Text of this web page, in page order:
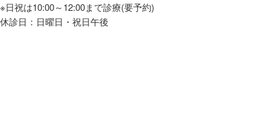
※日祝は10:00～12:00まで診療(要予約)
休診日：日曜日・祝日午後